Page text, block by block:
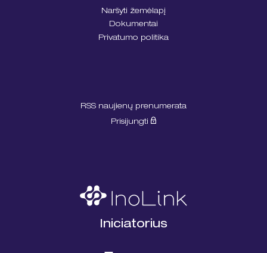
Naršyti žemėlapį
Dokumentai
Privatumo politika
RSS naujienų prenumerata
Prisijungti
Iniciatorius